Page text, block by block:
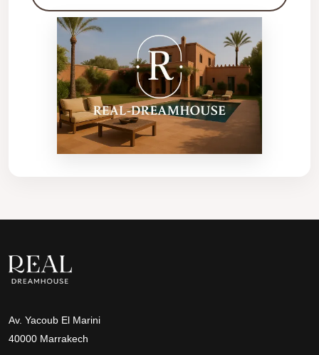
Av. Yacoub El Marini
40000 Marrakech